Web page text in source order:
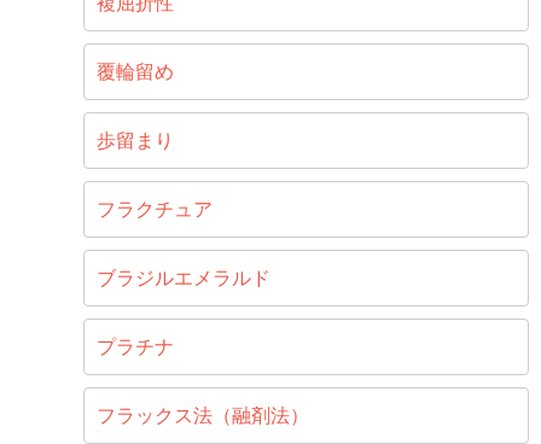
覆輪留め
歩留まり
フラクチュア
ブラジルエメラルド
プラチナ
フラックス法（融剤法）